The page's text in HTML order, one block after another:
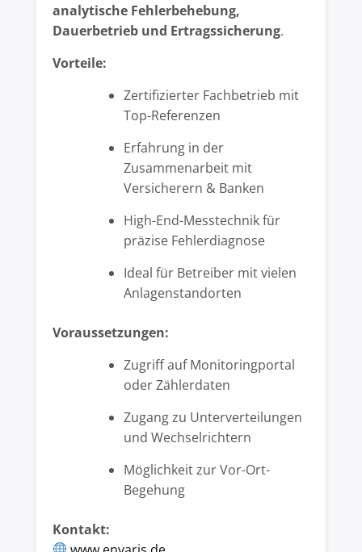
analytische Fehlerbehebung,
Dauerbetrieb und Ertragssicherung.
Vorteile:
Zertifizierter Fachbetrieb mit
Top-Referenzen
Erfahrung in der
Zusammenarbeit mit
Versicherern & Banken
High-End-Messtechnik für
präzise Fehlerdiagnose
Ideal für Betreiber mit vielen
Anlagenstandorten
Voraussetzungen:
Zugriff auf Monitoringportal
oder Zählerdaten
Zugang zu Unterverteilungen
und Wechselrichtern
Möglichkeit zur Vor-Ort-
Begehung
Kontakt: